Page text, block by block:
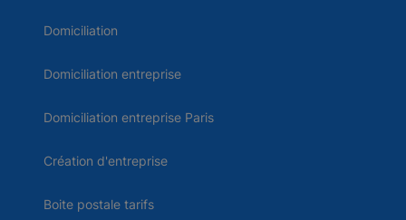
Domiciliation
Domiciliation entreprise
Domiciliation entreprise Paris
Création d'entreprise
Boite postale tarifs